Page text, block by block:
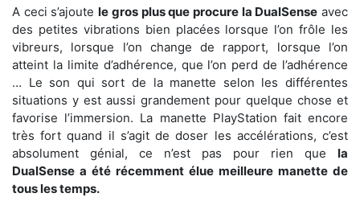
A ceci s’ajoutele gros plus que procure la DualSense avec
des petites vibrations bien placées lorsque l’on frôle les
vibreurs, lorsque l’on change de rapport, lorsque l’on
atteint la limite d’adhérence, que l’on perd de l’adhérence
… Le son qui sort de la manette selon les différentes
situations y est aussi grandement pour quelque chose et
favorise l’immersion. La manette PlayStation fait encore
très fort quand il s’agit de doser les accélérations, c’est
absolument génial, ce n’est pas pour rien que la
DualSense a été récemment élue meilleure manette de
tous les temps.